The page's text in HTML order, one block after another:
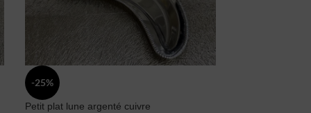
-25%
Petit plat lune argenté cuivre